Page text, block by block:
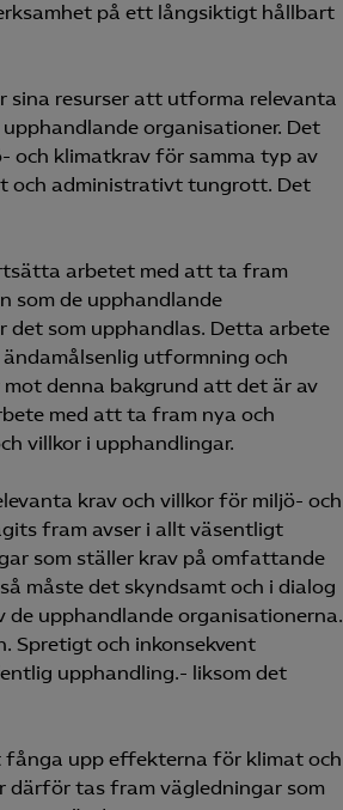
på ett långsiktigt hållbart
sina resurser att utforma relevanta
organisationer. Det
och klimatkrav för samma typ av
och administrativt tungrott. Det
arbetet med att ta fram
som de upphandlande
det som upphandlas. Detta arbete
utformning och
denna bakgrund att det är av
med att ta fram nya och
villkor i upphandlingar.
krav och villkor för miljö- och
fram avser i allt väsentligt
som ställer krav på omfattande
måste det skyndsamt och i dialog
de upphandlande organisationerna.
Spretigt och inkonsekvent
upphandling.- liksom det
upp effekterna för klimat och
därför tas fram vägledningar som